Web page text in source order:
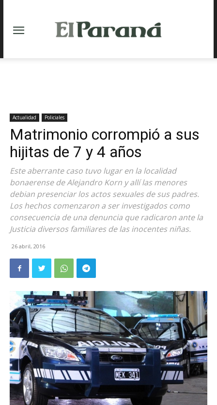
Actualidad Policiales
Matrimonio corrompió a sus
hijitas de 7 y 4 años
Este aberrante caso tuvo lugar en la localidad
bonaerense de Alejandro Korn y allí las menores
debian presenciar los actos sexuales de sus padres.
Los hechos comenzaron a ser investigados como
consecuencia de una denuncia que radicaron ante la
Justicia diversos familiares de las inocentes niñas.
26 abril, 2016